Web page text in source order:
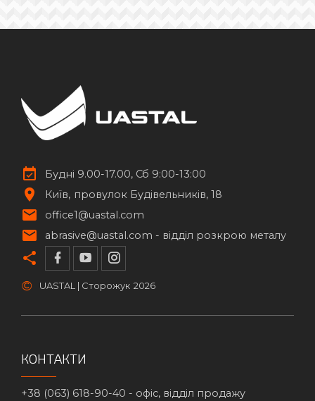
Будні 9.00-17.00, Сб 9:00-13:00
Київ
провулок Будівельників, 18
office1@uastal.com
abrasive@uastal.com - відділ розкрою металу
© UASTAL | Сторожук 2026
КОНТАКТИ
+38 (063) 618-90-40 - офіс, відділ продажу